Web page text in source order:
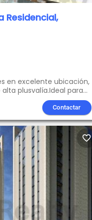
Residencial,
en excelente ubicación,
plusvalía.Ideal para
Contactar
favorite_border